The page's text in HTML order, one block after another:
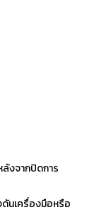
งจากปิดการ
นเครื่องมือหรือ